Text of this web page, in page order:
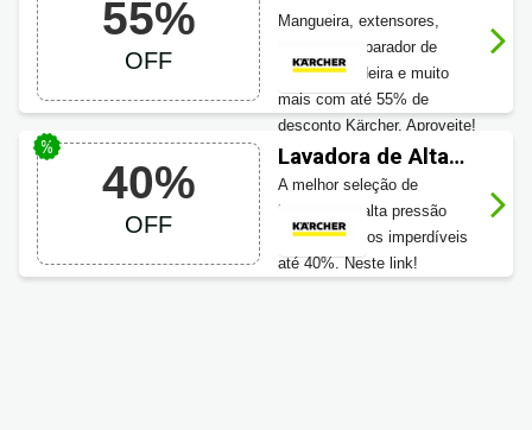
secadoras de piso, também
produtos de limpeza e muito
mais com até 55% de
desconto. Aproveite!
55%
OFF
Casa e Jardim até
55% OFF
Mangueira, extensores,
motoserra, aparador de
grama, roçadeira e muito
mais com até 55% de
desconto Kärcher. Aproveite!
40%
OFF
Lavadora de Alta
Pressão Karcher
até 40% OFF
A melhor seleção de
lavadora de alta pressão
com descontos imperdíveis
até 40%. Neste link!